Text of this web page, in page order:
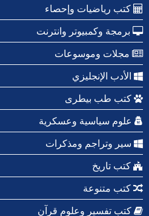
كتب رياضيات وإحصاء
برمجة وكمبيوتر وانترنت
مجلات وموسوعات
الأدب الإنجليزي
كتب طب بيطرى
علوم سياسية وعسكرية
سير وتراجم ومذكرات
كتب تاريخ
كتب متنوعة
كتب تفسير وعلوم قرآن